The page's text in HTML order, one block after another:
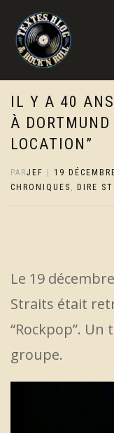
IL Y A 40
À DORTMUND
LOCATION”
PARJEF 19
CHRONIQUES , DIRE
Le 19
Straits était
“Rockpop”.
groupe.